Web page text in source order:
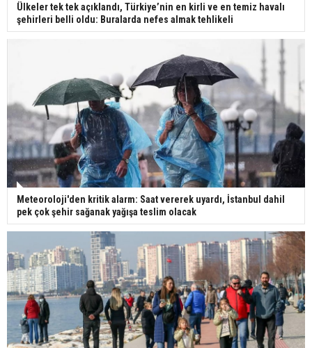
Ülkeler tek tek açıklandı, Türkiye’nin en kirli ve en temiz havalı
şehirleri belli oldu: Buralarda nefes almak tehlikeli
Meteoroloji'den kritik alarm: Saat vererek uyardı, İstanbul dahil
pek çok şehir sağanak yağışa teslim olacak